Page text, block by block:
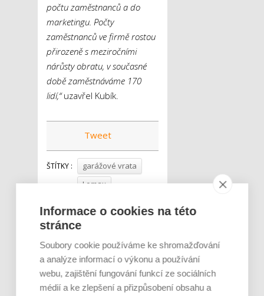
počtu zaměstnanců a do
marketingu. Počty
zaměstnanců ve firmě rostou
přirozeně s meziročními
nárůsty obratu, v současné
době zaměstnáváme 170
lidí,“uzavřel Kubík.
Tweet
ŠTÍTKY :
garážové vrata
Lomax
Informace o cookies na této
stránce
Soubory cookie používáme ke shromažďování
a analýze informací o výkonu a používání
webu, zajištění fungování funkcí ze sociálních
médií a ke zlepšení a přizpůsobení obsahu a